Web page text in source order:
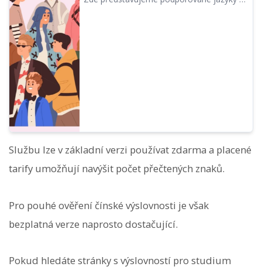
Službu lze v základní verzi používat zdarma a placené
tarify umožňují navýšit počet přečtených znaků.
Pro pouhé ověření čínské výslovnosti je však
bezplatná verze naprosto dostačující.
Pokud hledáte stránky s výslovností pro studium